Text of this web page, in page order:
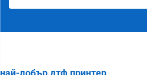
най-добър дтф принтер